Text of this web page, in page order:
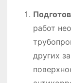
работ
других